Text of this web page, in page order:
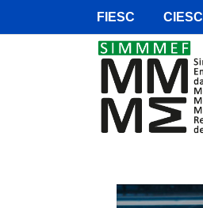
FIESC CIESC